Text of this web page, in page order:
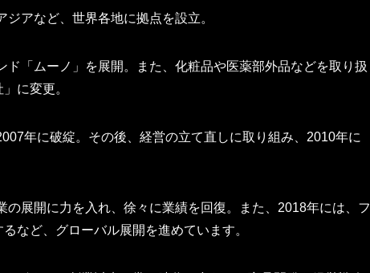
アなど、世界各地に拠点を設立。
ド「ムーノ」を展開。また、化粧品や医薬部外品などを取り扱
に変更。
年に破綻。その後、経営の立て直しに取り組み、2010年に
の展開に力を入れ、徐々に業績を回復。また、2018年には、フ
など、グローバル展開を進めています。